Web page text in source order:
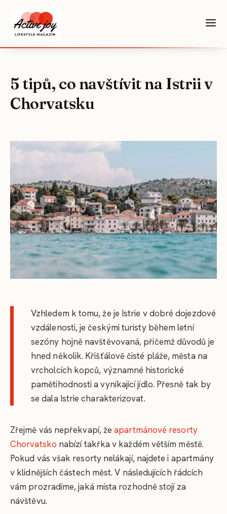
5 tipů, co navštívit na Istrii v
Chorvatsku
Vzhledem k tomu, že je Istrie v dobré dojezdové
vzdálenosti, je českými turisty během letní
sezóny hojně navštěvovaná, přičemž důvodů je
hned několik. Křišťálově čisté pláže, města na
vrcholcích kopců, významné historické
pamětihodnosti a vynikající jídlo. Přesně tak by
se dala Istrie charakterizovat.
Zřejmě vás nepřekvapí, žeapartmánové resorty
Chorvatsko nabízí takřka v každém větším městě.
Pokud vás však resorty nelákají, najdete i apartmány
v klidnějších částech měst. V následujících řádcích
vám prozradíme, jaká místa rozhodně stojí za
návštěvu.